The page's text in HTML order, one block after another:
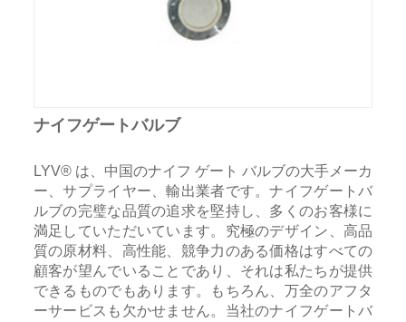
ナイフゲートバルブ
LYV® は、中国のナイフ ゲート バルブの大手メーカ
ー、サプライヤー、輸出業者です。ナイフゲートバ
ルブの完璧な品質の追求を堅持し、多くのお客様に
満足していただいています。究極のデザイン、高品
質の原材料、高性能、競争力のある価格はすべての
顧客が望んでいることであり、それは私たちが提供
できるものでもあります。もちろん、万全のアフタ
ーサービスも欠かせません。当社のナイフゲートバ